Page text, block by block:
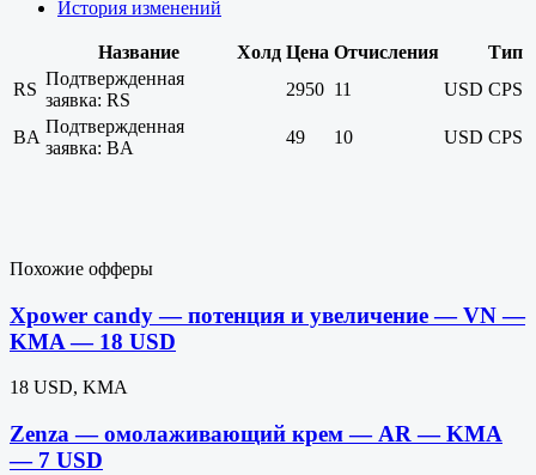
История изменений
Название Холд Цена Отчисления
Тип
RS
Подтвержденная
заявка: RS
2950 11 USD CPS
BA
Подтвержденная
заявка: BA
49 10 USD CPS
Похожие офферы
Xpower candy — потенция и увеличение — VN —
KMA — 18 USD
18 USD, KMA
Zenza — омолаживающий крем — AR — KMA
— 7 USD